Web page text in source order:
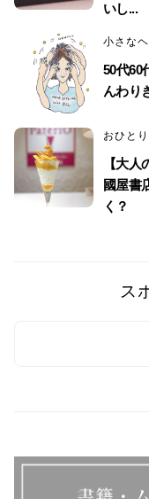
いし...
小さな
50代60
んわり
おひと
【大
國屋書
く？
ス